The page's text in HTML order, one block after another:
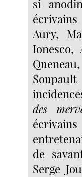
si
Aury,
Ionesco,
des
de
Serge